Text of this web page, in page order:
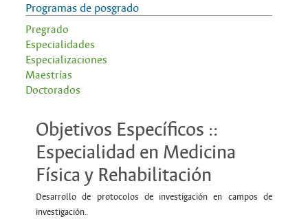
Programas de posgrado
Pregrado
Especialidades
Especializaciones
Maestrías
Doctorados
Objetivos Específicos ::
Especialidad en Medicina
Física y Rehabilitación
Desarrollo de protocolos de investigación en campos de
investigación.